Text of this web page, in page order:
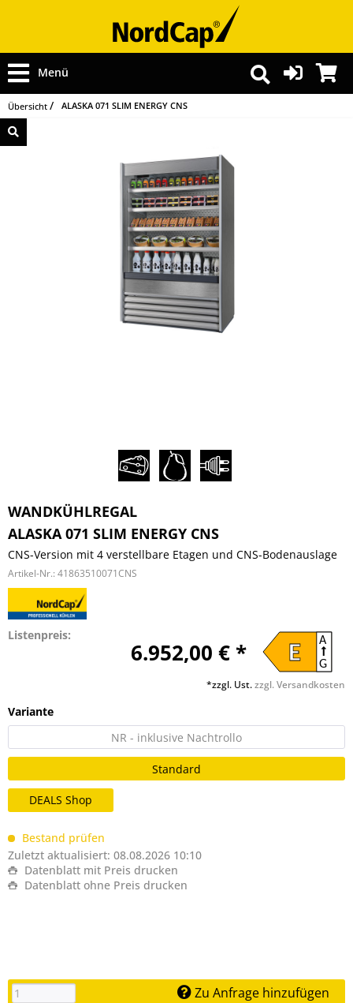
Menü
Übersicht ALASKA 071 SLIM ENERGY CNS
WANDKÜHLREGAL
ALASKA 071 SLIM ENERGY CNS
CNS-Version mit 4 verstellbare Etagen und CNS-Bodenauslage
Artikel-Nr.: 41863510071CNS
Listenpreis:
6.952,00 € * A
G
E
*zzgl. Ust.zzgl. Versandkosten
Variante
NR - inklusive Nachtrollo
Standard
DEALS Shop
Bestand prüfen
Zuletzt aktualisiert: 08.08.2026 10:10
Datenblatt mit Preis drucken
Datenblatt ohne Preis drucken
Zu Anfrage hinzufügen